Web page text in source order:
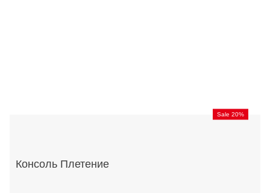
Sale 20%
Консоль Плетение